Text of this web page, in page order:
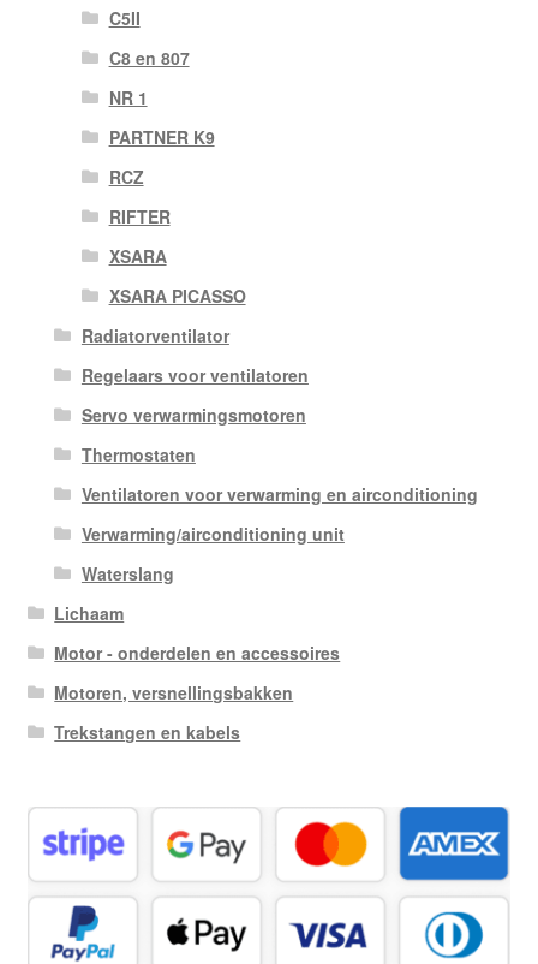
C5II
C8 en 807
NR 1
PARTNER K9
RCZ
RIFTER
XSARA
XSARA PICASSO
Radiatorventilator
Regelaars voor ventilatoren
Servo verwarmingsmotoren
Thermostaten
Ventilatoren voor verwarming en airconditioning
Verwarming/airconditioning unit
Waterslang
Lichaam
Motor - onderdelen en accessoires
Motoren, versnellingsbakken
Trekstangen en kabels